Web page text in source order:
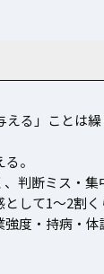
る」ことは
。
判断ミス・
して1〜2割
度・持病・